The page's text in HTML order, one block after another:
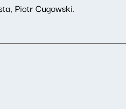
Piotr Cugowski.